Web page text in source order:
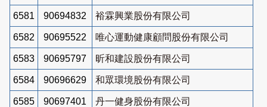
6581 90694832 裕霖興業股份有限公司
6582 90695522 唯心運動健康顧問股份有限公司
6583 90695797 昕和建設股份有限公司
6584 90696629 和眾環境股份有限公司
6585 90697401 丹一健身股份有限公司